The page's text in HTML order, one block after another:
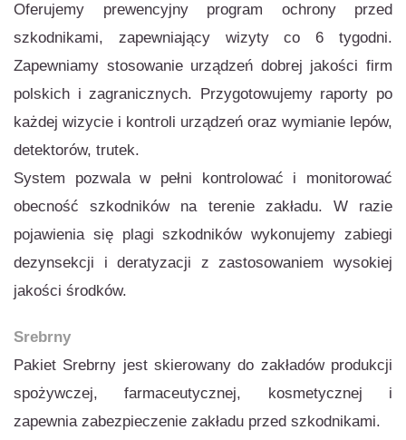
Oferujemy prewencyjny program ochrony przed
szkodnikami, zapewniający wizyty co 6 tygodni.
Zapewniamy stosowanie urządzeń dobrej jakości firm
polskich i zagranicznych. Przygotowujemy raporty po
każdej wizycie i kontroli urządzeń oraz wymianie lepów,
detektorów, trutek.
System pozwala w pełni kontrolować i monitorować
obecność szkodników na terenie zakładu. W razie
pojawienia się plagi szkodników wykonujemy zabiegi
dezynsekcji i deratyzacji z zastosowaniem wysokiej
jakości środków.
Srebrny
Pakiet Srebrny jest skierowany do zakładów produkcji
spożywczej, farmaceutycznej, kosmetycznej i
zapewnia zabezpieczenie zakładu przed szkodnikami.